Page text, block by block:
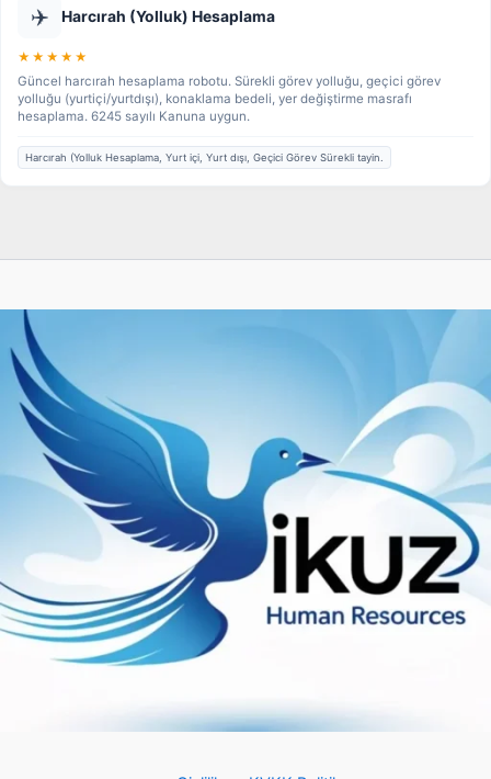
✈️ Harcırah (Yolluk) Hesaplama
★★★★★
Güncel harcırah hesaplama robotu. Sürekli görev yolluğu, geçici görev
yolluğu (yurtiçi/yurtdışı), konaklama bedeli, yer değiştirme masrafı
hesaplama. 6245 sayılı Kanuna uygun.
Harcırah (Yolluk Hesaplama, Yurt içi, Yurt dışı, Geçici Görev Sürekli tayin.